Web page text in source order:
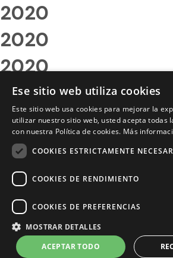
2020
2020
2020
2020
2020
2020
2020
2020
2020
Ese sitio web utiliza cookies
Este sitio web usa cookies para mejorar la
utilizar nuestro sitio web, usted acepta todas
con nuestra Política de cookies. Más
COOKIES ESTRICTAMENTE
COOKIES DE RENDIMIENTO
COOKIES DE PREFERENCIAS
MOSTRAR DETALLES
ACEPTAR TODO